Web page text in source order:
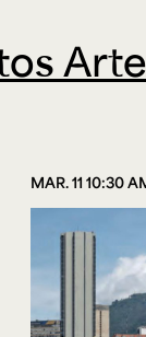
MAR. 11 10:30